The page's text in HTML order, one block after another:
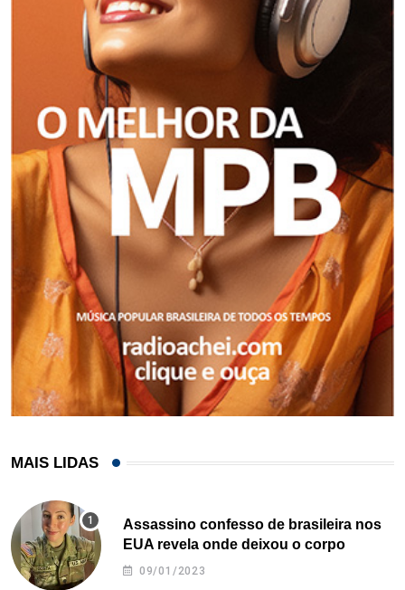
MAIS LIDAS
Assassino confesso de brasileira nos
EUA revela onde deixou o corpo
09/01/2023